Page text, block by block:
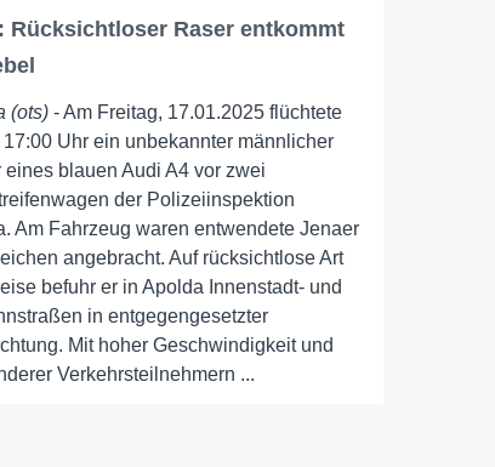
Rücksichtloser Raser entkommt
(ots) - Am Freitag, 17.01.2025 flüchtete
Uhr ein unbekannter männlicher
eines blauen Audi A4 vor zwei
der Polizeiinspektion
Am Fahrzeug waren entwendete Jenaer
angebracht. Auf rücksichtlose Art
befuhr er in Apolda Innenstadt- und
in entgegengesetzter
Mit hoher Geschwindigkeit und
Verkehrsteilnehmern ...